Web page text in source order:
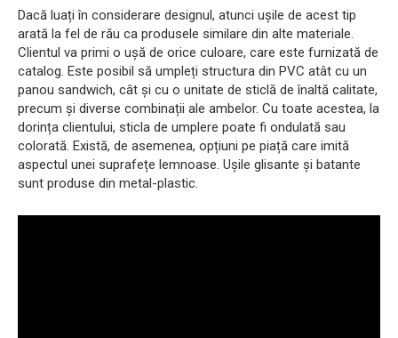
Dacă luați în considerare designul, atunci ușile de acest tip
arată la fel de rău ca produsele similare din alte materiale.
Clientul va primi o ușă de orice culoare, care este furnizată de
catalog. Este posibil să umpleți structura din PVC atât cu un
panou sandwich, cât și cu o unitate de sticlă de înaltă calitate,
precum și diverse combinații ale ambelor. Cu toate acestea, la
dorința clientului, sticla de umplere poate fi ondulată sau
colorată. Există, de asemenea, opțiuni pe piață care imită
aspectul unei suprafețe lemnoase. Ușile glisante și batante
sunt produse din metal-plastic.